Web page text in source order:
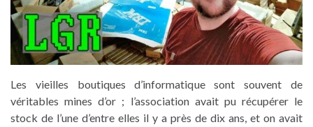
Les vieilles boutiques d’informatique sont souvent de
véritables mines d’or ; l’association avait pu récupérer le
stock de l’une d’entre elles il y a près de dix ans, et on avait